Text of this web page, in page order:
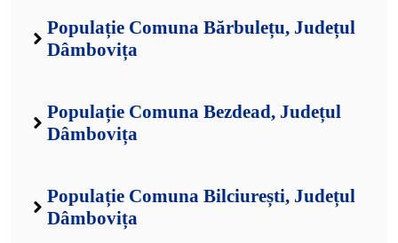
Populație Comuna Bărbulețu, Județul
Dâmbovița
Populație Comuna Bezdead, Județul
Dâmbovița
Populație Comuna Bilciurești, Județul
Dâmbovița